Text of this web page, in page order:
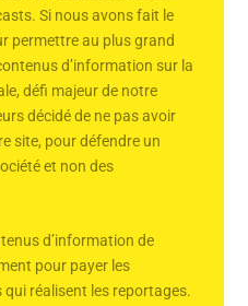
Si nous avons fait le
permettre au plus grand
d’information sur la
défi majeur de notre
décidé de ne pas avoir
site, pour défendre un
et non des
d’information de
pour payer les
réalisent les reportages.